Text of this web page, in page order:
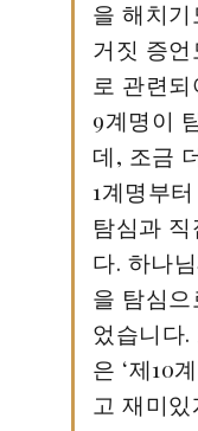
을 해치
거짓 증
로 관련
9계명이
데, 조금
1계명부
탐심과
다. 하나
을 탐심
었습니다
은 ‘제10
고 재미